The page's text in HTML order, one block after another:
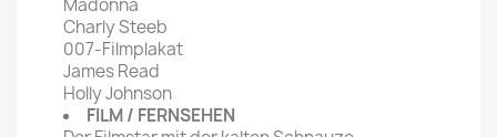
Madonna
Charly Steeb
007-Filmplakat
James Read
Holly Johnson
FILM / FERNSEHEN